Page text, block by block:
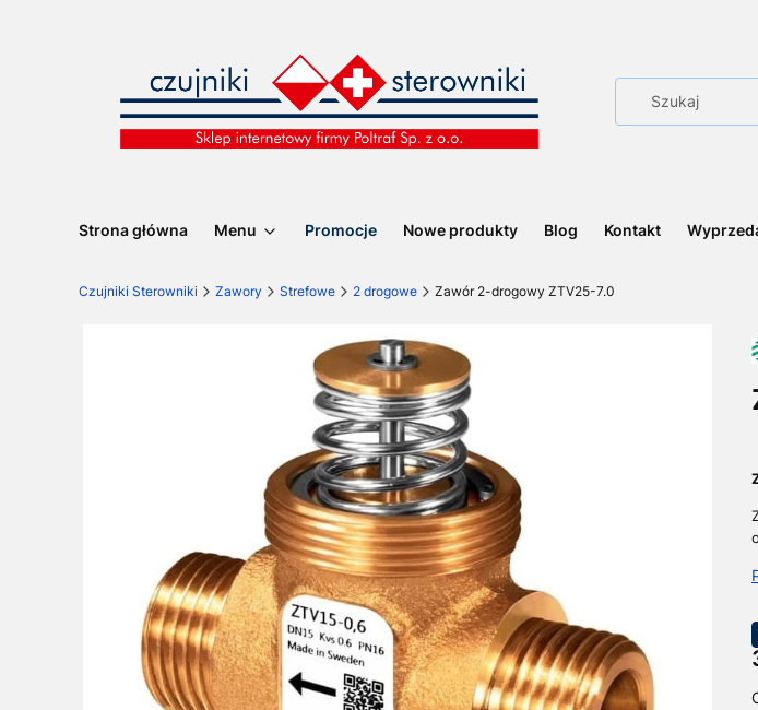
Strona główna Menu Promocje Nowe produkty Blog Kontakt
Czujniki Sterowniki Zawory Strefowe 2 drogowe Zawór 2-drogowy ZTV25-7.0